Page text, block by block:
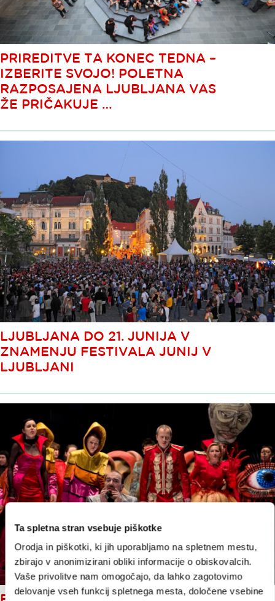
Ta spletna stran vsebuje piškotke
Orodja in piškotki, ki jih uporabljamo na spletnem mestu,
zbirajo v anonimizirani obliki informacije o obiskovalcih.
Vaše privolitve nam omogočajo, da lahko zagotovimo
delovanje vseh funkcij spletnega mesta, določene vsebine
PRIREDITVE TA KONEC TEDNA –
IZBERITE SVOJO! POLETNA
RAZPOSAJENA LJUBLJANA VAS
ŽE PRIČAKUJE …
LJUBLJANA DO 21. JUNIJA V
ZNAMENJU FESTIVALA JUNIJ V
LJUBLJANI